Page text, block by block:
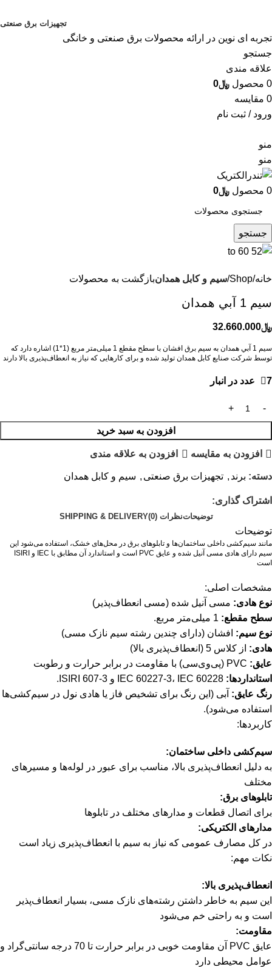
تجهیزات برق صنعتی
تجربه ای نوین در ارائه محصولات برق صنعتی و خانگی
جستجو
علاقه مندی
0 محصول ﷼0
0 مقایسه
ورود / ثبت نام
منو
منو
0 محصول ﷼0
جستجو
خانه Shop سیم و کابل همدانبازگشت به محصولات
سيم 1 آبي همدان
﷼32.660.000
سيم 1 آبي همدان به سیم برق افشان با سطح مقطع 1 میلی‌متر مربع (1*1) اشاره دارد که
توسط شرکت صنایع کابل همدان تولید شده و برای کارهایی که نیاز به انعطاف‌پذیری بالا دارند
7 عدد در انبار
افزودن به سبد خرید
افزودن به مقایسه افزودن به علاقه مندی
دسته: برند , تجهیزات برق صنعتی , سیم و کابل همدان
اشتراک گذاری:
توضیحاتنظرات (0) SHIPPING & DELIVERY
توضیحات
مانند سیم‌کشی داخلی ساختمان‌ها و تابلوهای برق در محل‌های خشک، استفاده می‌شود این
سیم دارای هادی مسی آنیل شده و عایق PVC است و استاندارد آن مطابق با IEC و ISIRI
است
مشخصات اصلی:
نوع هادی: مسی آنیل شده (مسی انعطاف‌پذیر)
سطح مقطع: 1 میلی‌متر مربع.
نوع سیم: افشان (دارای چندین رشته سیم نازک مسی)
هادی: از کلاس 5 (انعطاف‌پذیری بالا)
عایق: PVC (پی‌وی‌سی) با مقاومت در برابر حرارت و رطوبت
استانداردها: IEC 60227-3، IEC 60228 و ISIRI 607-3.
رنگ عایق: آبی (این رنگ برای تشخیص فاز یا هادی نول در سیم‌کشی‌ها
استفاده می‌شود).
کاربردها:
سیم‌کشی داخلی ساختمان:
به دلیل انعطاف‌پذیری بالا، مناسب برای عبور در لوله‌ها و مسیرهای
مختلف
تابلوهای برق:
برای اتصال قطعات و مدارهای مختلف در تابلوها
مدارهای الکتریکی:
در کل مصارف عمومی که نیاز به سیم با انعطاف‌پذیری زیاد است
نکات مهم:
انعطاف‌پذیری بالا:
این سیم به خاطر داشتن رشته‌های نازک مسی، بسیار انعطاف‌پذیر
است و به راحتی خم می‌شود
مقاومت:
عایق PVC آن مقاومت خوبی در برابر حرارت تا 70 درجه سانتی‌گراد و
عوامل محیطی دارد